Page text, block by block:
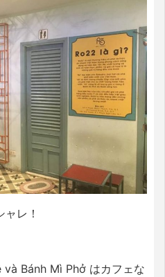
レ！
Bánh Mì Phở はカフェな